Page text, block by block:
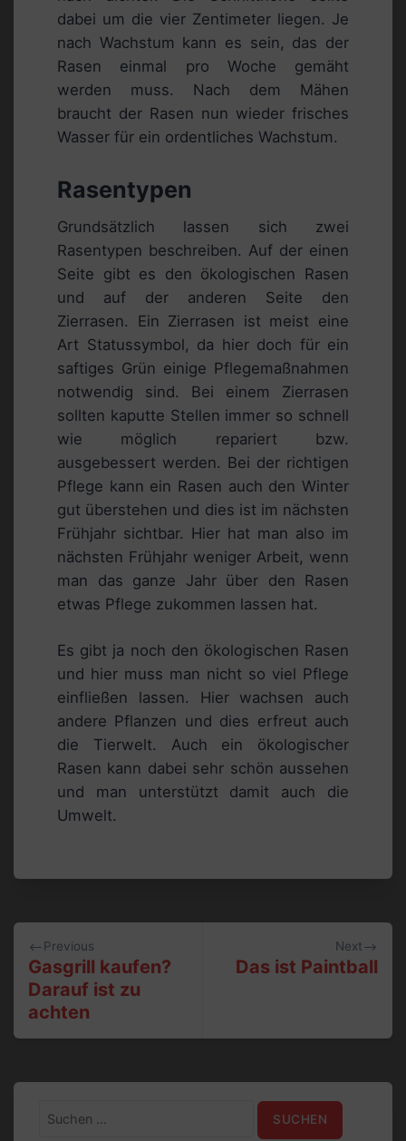
dabei um die vier Zentimeter liegen. Je
nach Wachstum kann es sein, das der
Rasen einmal pro Woche gemäht
werden muss. Nach dem Mähen
braucht der Rasen nun wieder frisches
Wasser für ein ordentliches Wachstum.
Rasentypen
Grundsätzlich lassen sich zwei
Rasentypen beschreiben. Auf der einen
Seite gibt es den ökologischen Rasen
und auf der anderen Seite den
Zierrasen. Ein Zierrasen ist meist eine
Art Statussymbol, da hier doch für ein
saftiges Grün einige Pflegemaßnahmen
notwendig sind. Bei einem Zierrasen
sollten kaputte Stellen immer so schnell
wie möglich repariert bzw.
ausgebessert werden. Bei der richtigen
Pflege kann ein Rasen auch den Winter
gut überstehen und dies ist im nächsten
Frühjahr sichtbar. Hier hat man also im
nächsten Frühjahr weniger Arbeit, wenn
man das ganze Jahr über den Rasen
etwas Pflege zukommen lassen hat.
Es gibt ja noch den ökologischen Rasen
und hier muss man nicht so viel Pflege
einfließen lassen. Hier wachsen auch
andere Pflanzen und dies erfreut auch
die Tierwelt. Auch ein ökologischer
Rasen kann dabei sehr schön aussehen
und man unterstützt damit auch die
Umwelt.
Beitragsnavigation
Previous
Gasgrill kaufen?
Darauf ist zu
achten
Next
Das ist Paintball
nach: